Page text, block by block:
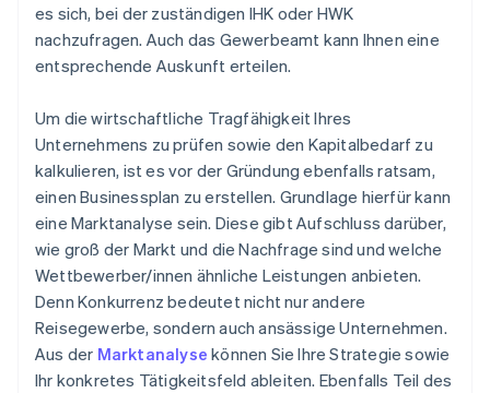
es sich, bei der zuständigen IHK oder HWK
nachzufragen. Auch das Gewerbeamt kann Ihnen eine
entsprechende Auskunft erteilen.
Um die wirtschaftliche Tragfähigkeit Ihres
Unternehmens zu prüfen sowie den Kapitalbedarf zu
kalkulieren, ist es vor der Gründung ebenfalls ratsam,
einen Businessplan zu erstellen. Grundlage hierfür kann
eine Marktanalyse sein. Diese gibt Aufschluss darüber,
wie groß der Markt und die Nachfrage sind und welche
Wettbewerber/innen ähnliche Leistungen anbieten.
Denn Konkurrenz bedeutet nicht nur andere
Reisegewerbe, sondern auch ansässige Unternehmen.
Aus der Marktanalyse können Sie Ihre Strategie sowie
Ihr konkretes Tätigkeitsfeld ableiten. Ebenfalls Teil des